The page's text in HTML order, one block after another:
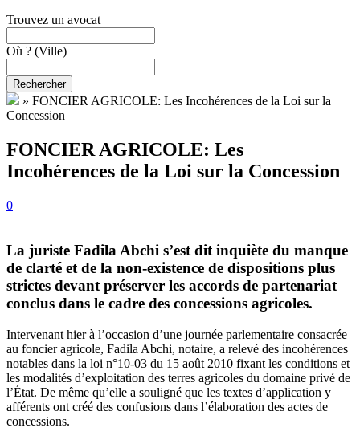
Trouvez un avocat
Où ? (Ville)
Rechercher
» FONCIER AGRICOLE: Les Incohérences de la Loi sur la
Concession
FONCIER AGRICOLE: Les
Incohérences de la Loi sur la Concession
0
La juriste Fadila Abchi s’est dit inquiète du manque
de clarté et de la non-existence de dispositions plus
strictes devant préserver les accords de partenariat
conclus dans le cadre des concessions agricoles.
Intervenant hier à l’occasion d’une journée parlementaire consacrée
au foncier agricole, Fadila Abchi, notaire, a relevé des incohérences
notables dans la loi n°10-03 du 15 août 2010 fixant les conditions et
les modalités d’exploitation des terres agricoles du domaine privé de
l’État. De même qu’elle a souligné que les textes d’application y
afférents ont créé des confusions dans l’élaboration des actes de
concessions.